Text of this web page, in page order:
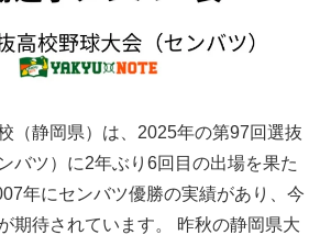
（静岡県）は、2025年の第97回選抜
バツ）に2年ぶり6回目の出場を果た
年にセンバツ優勝の実績があり、今
期待されています。 ​昨秋の静岡県大